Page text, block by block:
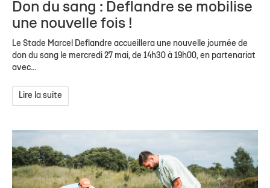
Don du sang : Deflandre se mobilise
une nouvelle fois !
Le Stade Marcel Deflandre accueillera une nouvelle journée de
don du sang le mercredi 27 mai, de 14h30 à 19h00, en partenariat
avec...
Lire la suite